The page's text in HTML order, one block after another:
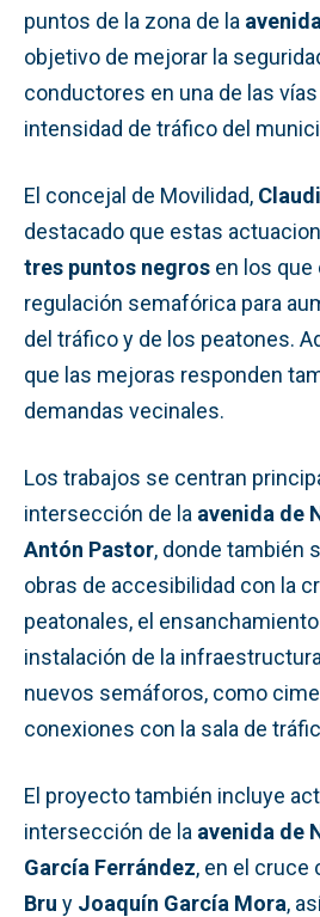
puntos de la zona de la
objetivo de mejorar la
conductores en una de las
intensidad de tráfico del
El concejal de Movilidad,
destacado que estas
tres puntos negros en los que
regulación semafórica para
del tráfico y de los peatones.
que las mejoras responden
demandas vecinales.
Los trabajos se centran
intersección de la avenida de
Antón Pastor, donde también
obras de accesibilidad con la
peatonales, el
instalación de la
nuevos semáforos, como
conexiones con la sala de
El proyecto también incluye
intersección de la avenida de
García Ferrández, en el cruce
Bru y Joaquín García Mora,